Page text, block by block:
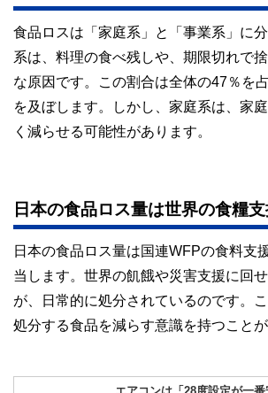
食品ロスは「家庭系」と「事業系」に
系は、料理の食べ残しや、期限切れで
な原因です。この割合は全体の47％を
を及ぼします。しかし、家庭系は、家
く減らせる可能性があります。
日本の食品ロス量は世界の食糧
日本の食品ロス量は国連WFPの食料支
当します。世界の飢餓や災害支援に回
が、日常的に処分されているのです。
処分する食品を減らす意識を持つことが
エアコンは「28度設定が一